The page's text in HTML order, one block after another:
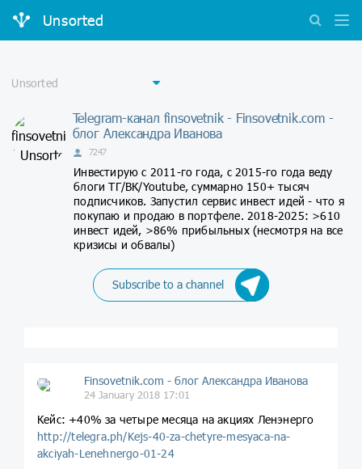
Unsorted
Telegram-канал finsovetnik - Finsovetnik.com -
блог Александра Иванова
7247
Инвестирую с 2011-го года, с 2015-го года веду
блоги ТГ/ВК/Youtube, суммарно 150+ тысяч
подписчиков. Запустил сервис инвест идей - что я
покупаю и продаю в портфеле. 2018-2025: >610
инвест идей, >86% прибыльных (несмотря на все
кризисы и обвалы)
Subscribe to a channel
Finsovetnik.com - блог Александра Иванова
24 January 2018 17:01
Кейс: +40% за четыре месяца на акциях Ленэнерго
http://telegra.ph/Kejs-40-za-chetyre-mesyaca-na-
akciyah-Lenehnergo-01-24